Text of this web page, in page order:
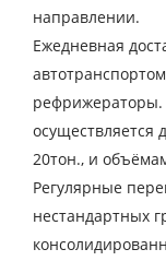
направлении.
Ежедневная
рефрижераторы.
осуществляется
20тон., и
Регулярные
нестандартных